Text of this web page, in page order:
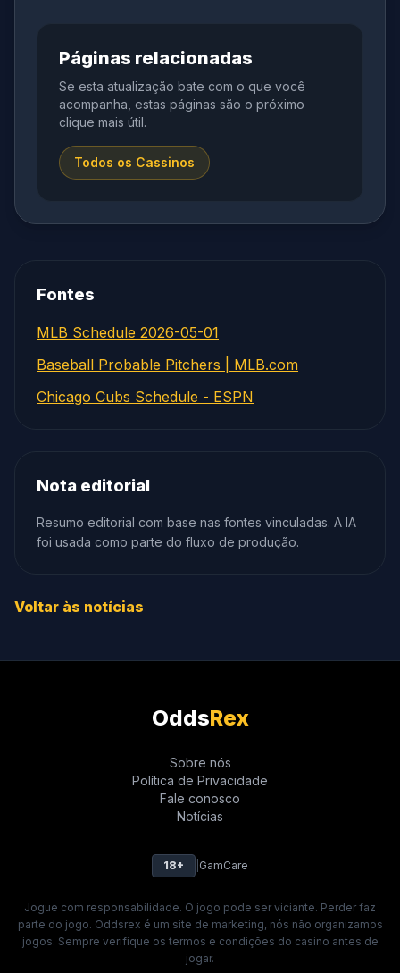
Páginas relacionadas
Se esta atualização bate com o que você
acompanha, estas páginas são o próximo
clique mais útil.
Todos os Cassinos
Fontes
MLB Schedule 2026-05-01
Baseball Probable Pitchers | MLB.com
Chicago Cubs Schedule - ESPN
Nota editorial
Resumo editorial com base nas fontes vinculadas. A IA
foi usada como parte do fluxo de produção.
Voltar às notícias
OddsRex
Sobre nós
Política de Privacidade
Fale conosco
Notícias
18+ GamCare
Jogue com responsabilidade. O jogo pode ser viciante. Perder faz
parte do jogo. Oddsrex é um site de marketing, nós não organizamos
jogos. Sempre verifique os termos e condições do casino antes de
jogar.